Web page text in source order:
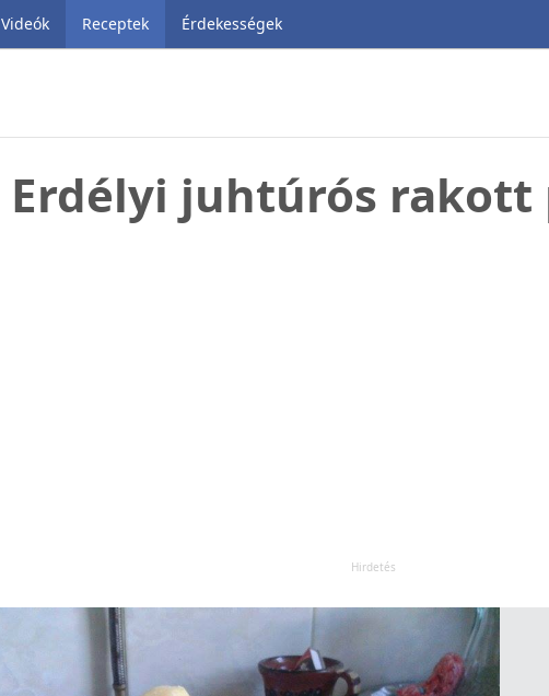
Videók Receptek Érdekességek
Erdélyi juhtúrós rakott